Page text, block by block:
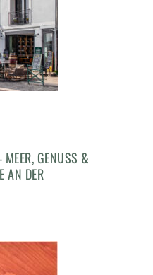
MEER, GENUSS &
AN DER